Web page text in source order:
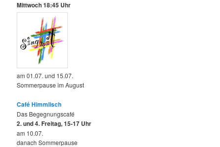
Mittwoch 18:45 Uhr
am 01.07. und 15.07.
Sommerpause im August
Café Himmlisch
Das Begegnungscafé
2. und 4. Freitag, 15-17 Uhr
am 10.07.
danach Sommerpause